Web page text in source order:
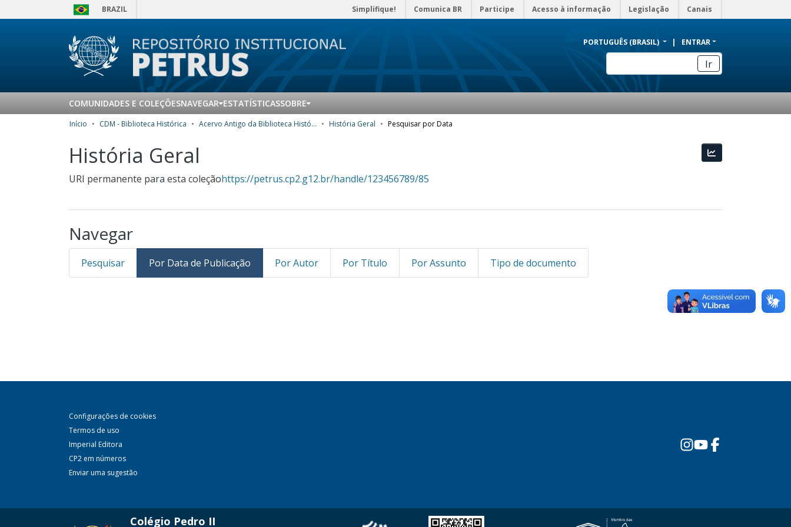
BRAZIL Simplifique! Comunica BR Participe Acesso à informação Legislação Canais
PORTUGUÊS (BRASIL) ENTRAR
Ir
COMUNIDADES E COLEÇÕESNAVEGAR ESTATÍSTICASSOBRE
Início CDM - Biblioteca Histórica Acervo Antigo da Biblioteca Histórica História Geral Pesquisar por Data
História Geral
URI permanente para esta coleçãohttps://petrus.cp2.g12.br/handle/123456789/85
Navegar
Pesquisar Por Data de Publicação Por Autor Por Título Por Assunto Tipo de documento
Configurações de cookies
Termos de uso
Imperial Editora
CP2 em números
Enviar uma sugestão
Colégio Pedro II